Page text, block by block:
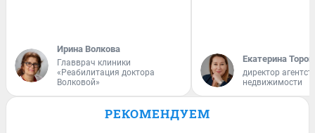
Ирина Волкова
Главврач клиники
«Реабилитация доктора
Волковой»
Екатерина
директор
недвижимости
РЕКОМЕНДУЕМ